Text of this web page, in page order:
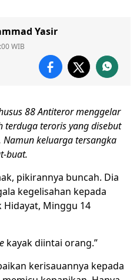
Yasir
WIB
88 Antiteror menggelar
terduga teroris yang disebut
keluarga tersangka
buat.
pikirannya buncah. Dia
kegelisahan kepada
Hidayat, Minggu 14
kayak diintai orang.”
kerisauannya kepada